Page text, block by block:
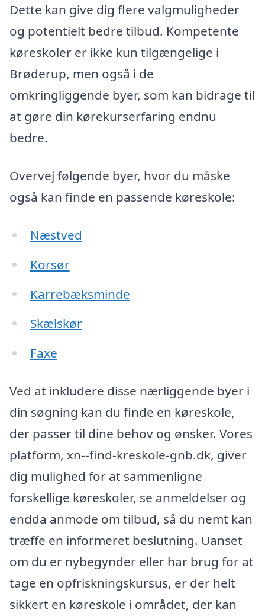
Dette kan give dig flere valgmuligheder
og potentielt bedre tilbud. Kompetente
køreskoler er ikke kun tilgængelige i
Brøderup, men også i de
omkringliggende byer, som kan bidrage til
at gøre din kørekurserfaring endnu
bedre.
Overvej følgende byer, hvor du måske
også kan finde en passende køreskole:
Næstved
Korsør
Karrebæksminde
Skælskør
Faxe
Ved at inkludere disse nærliggende byer i
din søgning kan du finde en køreskole,
der passer til dine behov og ønsker. Vores
platform, xn--find-kreskole-gnb.dk, giver
dig mulighed for at sammenligne
forskellige køreskoler, se anmeldelser og
endda anmode om tilbud, så du nemt kan
træffe en informeret beslutning. Uanset
om du er nybegynder eller har brug for at
tage en opfriskningskursus, er der helt
sikkert en køreskole i området, der kan